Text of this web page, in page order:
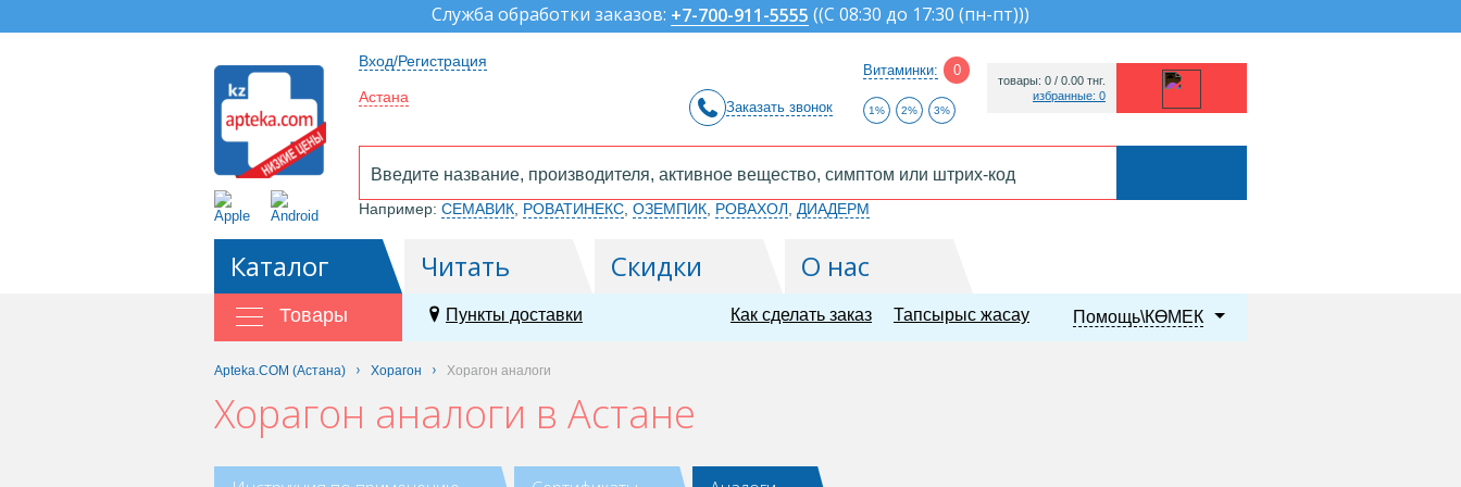
Служба обработки заказов: +7-700-911-5555 ((С 08:30 до 17:30 (пн-пт)))
Вход/Регистрация
Астана
Заказать звонок
Витаминки: 0
1% 2% 3%
товары: 0 / 0.00 тнг.
избранные: 0
Например: СЕМАВИК РОВАТИНЕКС ОЗЕМПИК РОВАХОЛ ДИАДЕРМ
Каталог Читать Скидки О нас
Товары Пункты доставки Помощь\КӨМЕК
Тапсырыс жасау
Как сделать заказ
Apteka.COM (Астана) Хорагон Хорагон аналоги
Хорагон аналоги в Астане